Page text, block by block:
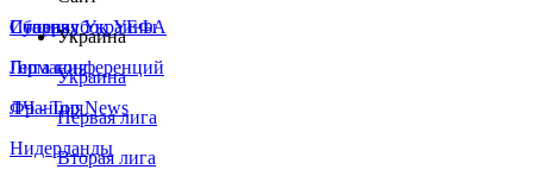
Сборная Украины
Италия
Германия
Франция
Нидерланды
Суперкубок УЕФА
Лига конференций
ЛЧ - Top News
Украина
Украина
Первая лига
Вторая лига